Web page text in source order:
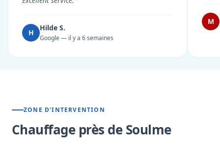
H
Hilde S.
Google — il y a 6 semaines
M
ZONE D'INTERVENTION
Chauffage près de Soulme